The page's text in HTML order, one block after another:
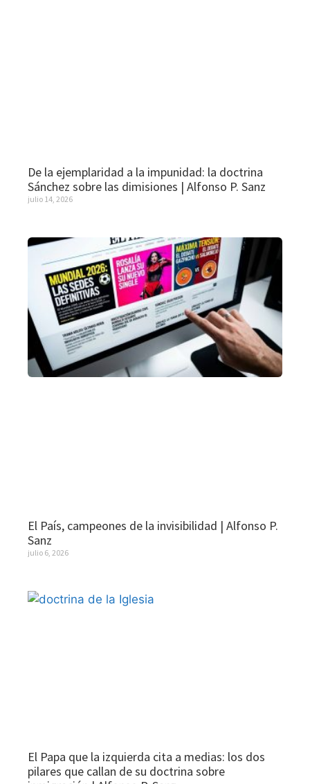
De la ejemplaridad a la impunidad: la doctrina
Sánchez sobre las dimisiones | Alfonso P. Sanz
julio 14, 2026
El País, campeones de la invisibilidad | Alfonso P.
Sanz
julio 6, 2026
El Papa que la izquierda cita a medias: los dos
pilares que callan de su doctrina sobre